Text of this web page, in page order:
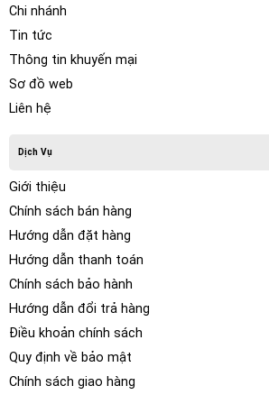
Công Dụng Khi Độ Cửa
Khi nấng cấp cửa hít tự động cho xe
được những công dụng hữu ích của sản
Chi nhánh
Tin tức
Thông tin khuyến mại
Sơ đồ web
Liên hệ
Dịch Vụ
Giới thiệu
Chính sách bán hàng
Hướng dẫn đặt hàng
Hướng dẫn thanh toán
Chính sách bảo hành
Hướng dẫn đổi trả hàng
Điều khoản chính sách
Quy định về bảo mật
Chính sách giao hàng